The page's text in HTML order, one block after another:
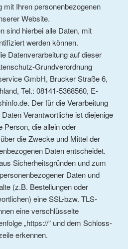
mit Ihren personenbezogenen
Website.
sind hierbei alle Daten, mit
werden können.
Datenverarbeitung auf dieser
Grundverordnung
GmbH, Brucker Straße 6,
Tel.: 08141-5368560, E-
Der für die Verarbeitung
Verantwortliche ist diejenige
Person, die allein oder
die Zwecke und Mittel der
Daten entscheidet.
Sicherheitsgründen und zum
Daten und
(z.B. Bestellungen oder
eine SSL-bzw. TLS-
eine verschlüsselte
„https://“ und dem Schloss-
erkennen.